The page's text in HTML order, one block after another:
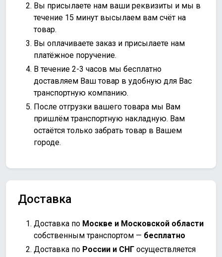
Вы присылаете нам ваши реквизиты и мы в
течение 15 минут высылаем вам счёт на
товар.
Вы оплачиваете заказ и присылаете нам
платёжное поручение.
В течение 2-3 часов мы бесплатно
доставляем Ваш товар в удобную для Вас
транспортную компанию.
После отгрузки вашего товара мы Вам
пришлём транспортную накладную. Вам
остаётся только забрать товар в Вашем
городе.
Доставка
Доставка по Москве и Московской области
собственным транспортом — бесплатно
Доставка по России и СНГ осуществляется